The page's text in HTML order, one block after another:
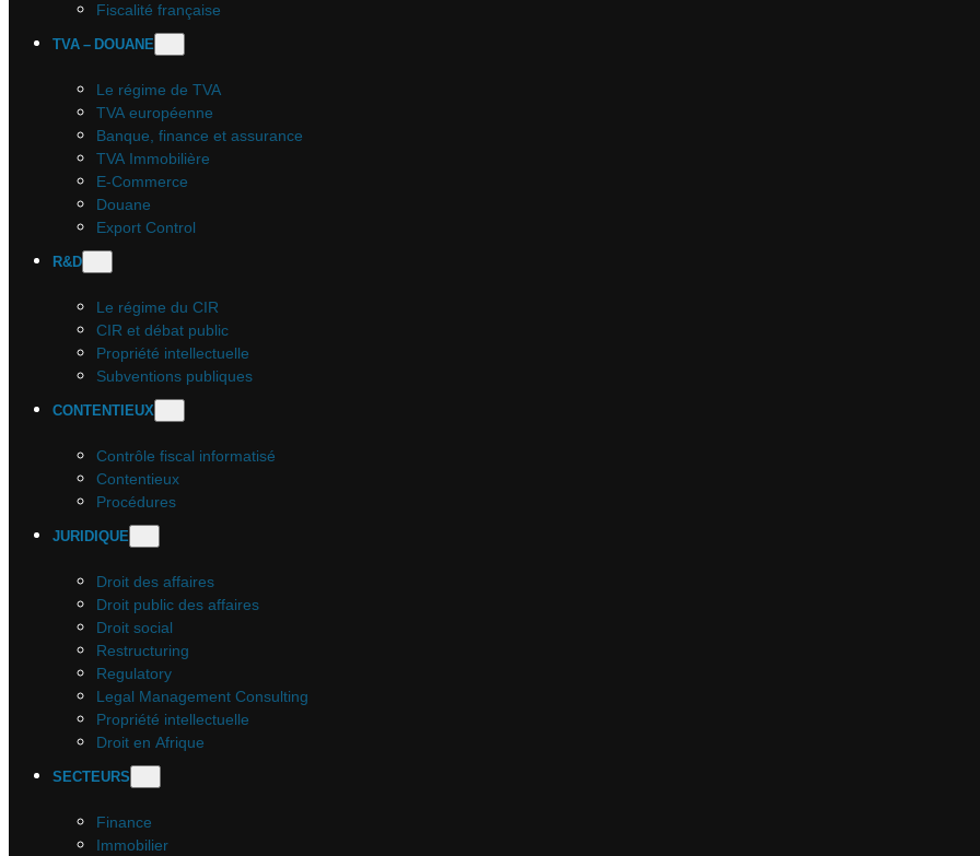
Fiscalité française
TVA – DOUANE
Le régime de TVA
TVA européenne
Banque, finance et assurance
TVA Immobilière
E-Commerce
Douane
Export Control
R&D
Le régime du CIR
CIR et débat public
Propriété intellectuelle
Subventions publiques
CONTENTIEUX
Contrôle fiscal informatisé
Contentieux
Procédures
JURIDIQUE
Droit des affaires
Droit public des affaires
Droit social
Restructuring
Regulatory
Legal Management Consulting
Propriété intellectuelle
Droit en Afrique
SECTEURS
Finance
Immobilier